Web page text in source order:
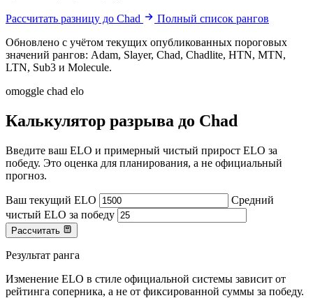
Рассчитать разницу до Chad
Полный список рангов
Обновлено с учётом текущих опубликованных пороговых
значений рангов: Adam, Slayer, Chad, Chadlite, HTN, MTN,
LTN, Sub3 и Molecule.
omoggle chad elo
Калькулятор разрыва до Chad
Введите ваш ELO и примерный чистый прирост ELO за
победу. Это оценка для планирования, а не официальный
прогноз.
Ваш текущий ELO
Средний
чистый ELO за победу
Рассчитать
Результат ранга
Изменение ELO в стиле официальной системы зависит от
рейтинга соперника, а не от фиксированной суммы за победу.